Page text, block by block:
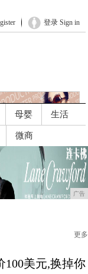
登录 Sign in
母婴 生活
微商
广告
更多
100美元,换掉你